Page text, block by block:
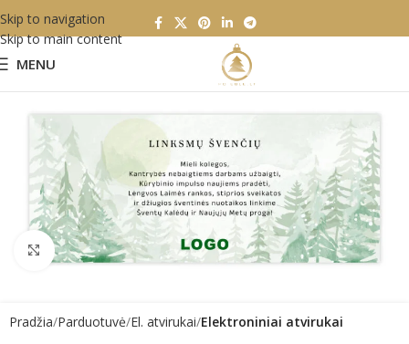
Skip to navigation
Skip to main content
MENU
Click to enlarge
Pradžia Parduotuvė El. atvirukai Elektroniniai atvirukai